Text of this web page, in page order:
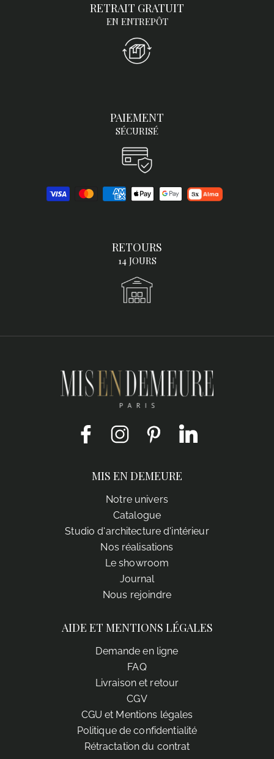
RETRAIT GRATUIT
EN ENTREPÔT
PAIEMENT
SÉCURISÉ
RETOURS
14 JOURS
Facebook Instagram Pinterest
MIS EN DEMEURE
Notre univers
Catalogue
Studio d'architecture d'intérieur
Nos réalisations
Le showroom
Journal
Nous rejoindre
AIDE ET MENTIONS LÉGALES
Demande en ligne
FAQ
Livraison et retour
CGV
CGU et Mentions légales
Politique de confidentialité
Rétractation du contrat